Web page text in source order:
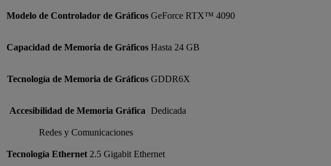
Modelo de Controlador de Gráficos GeForce RTX™ 4090
Capacidad de Memoria de Gráficos Hasta 24 GB
Tecnología de Memoria de Gráficos GDDR6X
Accesibilidad de Memoria Gráfica Dedicada
Redes y Comunicaciones
Tecnología Ethernet 2.5 Gigabit Ethernet